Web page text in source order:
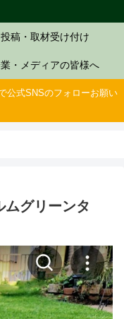
投稿・取材受け付け
・メディアの皆様へ
公式SNSのフォローお願い
ムグリーンタ